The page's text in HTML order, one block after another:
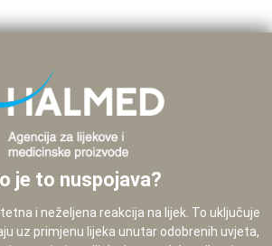
je to nuspojava?
i neželjena reakcija na lijek. To uključuje
uz primjenu lijeka unutar odobrenih uvjeta,